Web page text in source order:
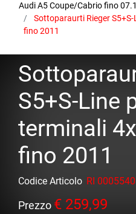
Audi A5 Coupe/Cabrio fino
Sottoparaurti Rieger
fino 2011
S5+S-Line
terminali
fino 2011
Codice Articolo RI
Prezzo € 259,99